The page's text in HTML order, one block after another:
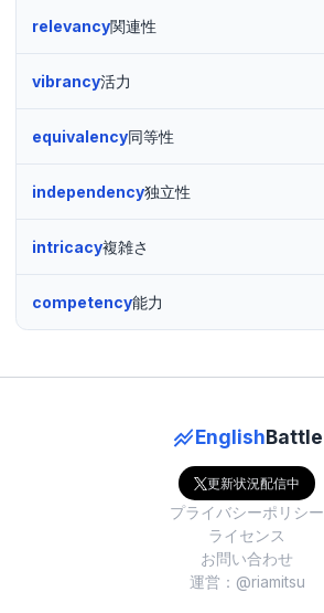
relevancy関連性
vibrancy活力
equivalency同等性
independency独立性
intricacy複雑さ
competency能力
EnglishBattle
更新状況配信中
プライバシーポリシー
ライセンス
お問い合わせ
運営：@riamitsu